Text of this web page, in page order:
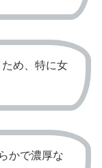
め、特に女
かで濃厚な